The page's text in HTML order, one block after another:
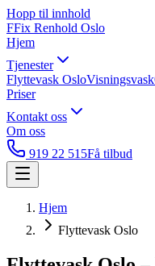
Hopp til innhold
FFix Renhold Oslo
Hjem
Tjenester
Flyttevask OsloVisningsvask
Priser
Kontakt oss
Om oss
919 22 515Få tilbud
Hjem
Flyttevask Oslo